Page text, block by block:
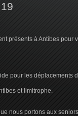
présents à Antibes pour
pour les déplacements
et limitrophe.
nous portons aux